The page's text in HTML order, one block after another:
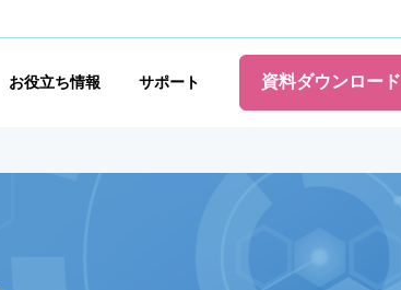
お役立ち情報 サポート 資料ダウンロード